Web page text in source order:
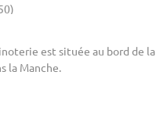
est située au bord de la
la Manche.